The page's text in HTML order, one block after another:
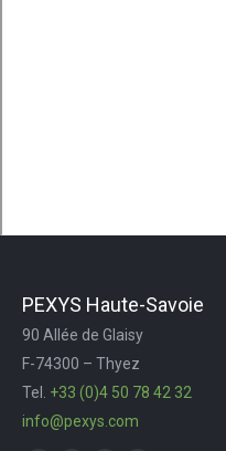
PEXYS Haute-Savoie
90 Allée de Glaisy
F-74300 – Thyez
Tel. +33 (0)4 50 78 42 32
info@pexys.com